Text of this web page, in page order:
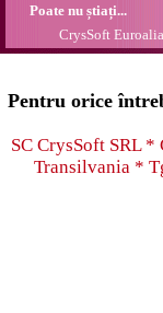
Poate nu știați...
CrysSoft
Pentru orice
SC CrysSoft SRL
Transilvania *